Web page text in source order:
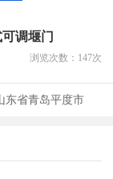
调堰门
浏览次数： 147次
东省青岛平度市